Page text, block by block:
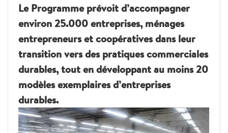
Le Programme prévoit d’accompagner
environ 25.000 entreprises, ménages
entrepreneurs et coopératives dans leur
transition vers des pratiques commerciales
durables, tout en développant au moins 20
modèles exemplaires d’entreprises
durables.